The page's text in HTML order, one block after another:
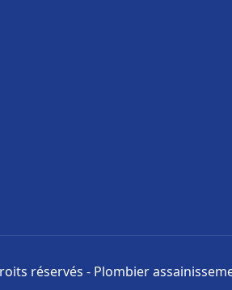
réservés - Plombier